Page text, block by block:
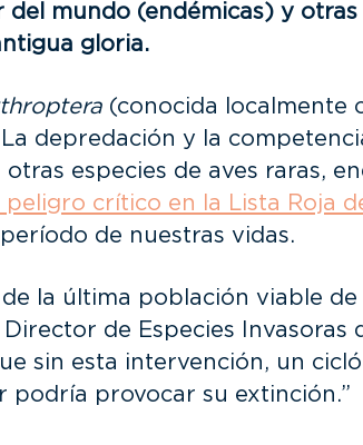
mundo (endémicas) y
gloria.
(conocida localmente
depredación y la
especies de aves raras,
crítico en la Lista Roja
de nuestras vidas.
la última población viable
Director de Especies
sin esta intervención, un
podría provocar su extinción.”